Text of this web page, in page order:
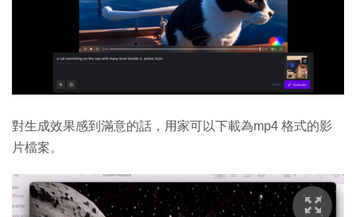
對生成效果感到滿意的話，用家可以下載為mp4 格式的影
片檔案。